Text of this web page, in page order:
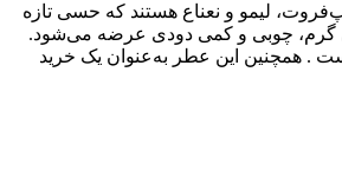
لیمو و نعناع هستند که حسی تازه
گرم، چوبی و کمی دودی عرضه می‌شود.
. همچنین این عطر به‌عنوان یک خرید